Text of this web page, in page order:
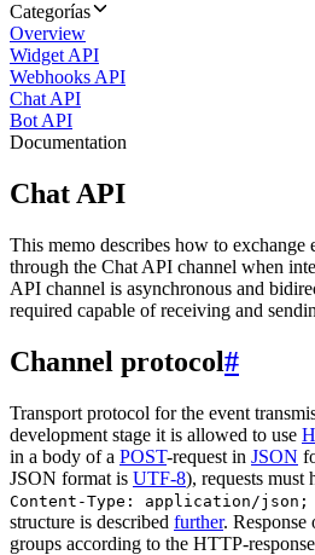
Categorías
Overview
Widget API
Webhooks API
Chat API
Bot API
Documentation
Chat API
This memo describes how to exchange
through the Chat API channel when
API channel is asynchronous and
required capable of receiving and
Channel protocol#
Transport protocol for the event
development stage it is allowed to use
in a body of a POST-request in JSON
JSON format is UTF-8), requests must
Content-Type: application/
structure is described further. Response
groups according to the HTTP-